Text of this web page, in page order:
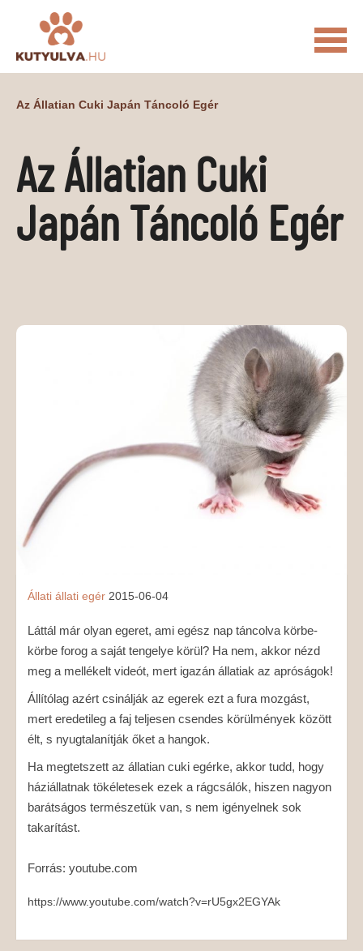
KUTYULVA – HÍREK
CUKI ÉLETKÉPEK NÖVÉNYEK
ÁLLATI
Az Állatian Cuki Japán Táncoló Egér
Az Állatian Cuki
Japán Táncoló Egér
Állati állati egér 2015-06-04
Láttál már olyan egeret, ami egész nap táncolva körbe-
körbe forog a saját tengelye körül? Ha nem, akkor nézd
meg a mellékelt videót, mert igazán állatiak az apróságok!
Állítólag azért csinálják az egerek ezt a fura mozgást,
mert eredetileg a faj teljesen csendes körülmények között
élt, s nyugtalanítják őket a hangok.
Ha megtetszett az állatian cuki egérke, akkor tudd, hogy
háziállatnak tökéletesek ezek a rágcsálók, hiszen nagyon
barátságos természetük van, s nem igényelnek sok
takarítást.
Forrás: youtube.com
https://www.youtube.com/watch?v=rU5gx2EGYAk